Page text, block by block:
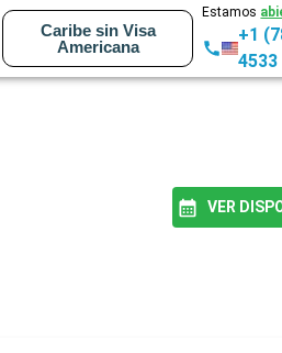
Caribe sin Visa
Americana
Estamos
+1
4533
VER